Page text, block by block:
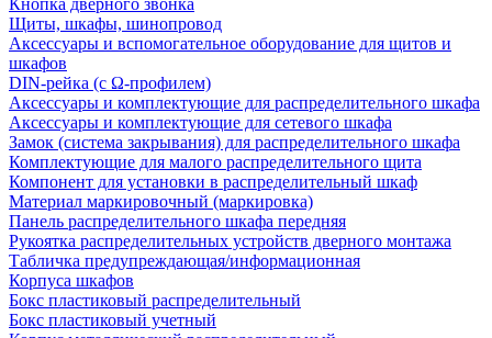
Кнопка дверного звонка
Щиты, шкафы, шинопровод
Аксессуары и вспомогательное оборудование для щитов и
шкафов
DIN-рейка (с Ω-профилем)
Аксессуары и комплектующие для распределительного шкафа
Аксессуары и комплектующие для сетевого шкафа
Замок (система закрывания) для распределительного шкафа
Комплектующие для малого распределительного щита
Компонент для установки в распределительный шкаф
Материал маркировочный (маркировка)
Панель распределительного шкафа передняя
Рукоятка распределительных устройств дверного монтажа
Табличка предупреждающая/информационная
Корпуса шкафов
Бокс пластиковый распределительный
Бокс пластиковый учетный